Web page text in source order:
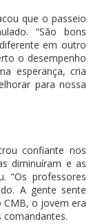
que o passeio
“São bons
em outro
o desempenho
esperança, cria
para nossa
confiante nos
diminuíram e as
“Os professores
A gente sente
CMB, o jovem era